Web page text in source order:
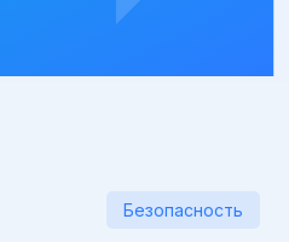
Безопасность